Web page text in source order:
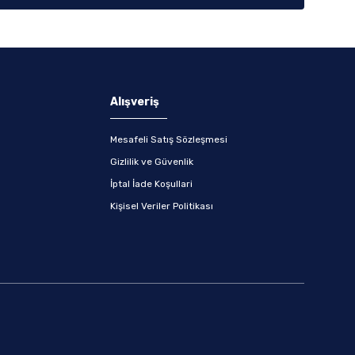
Alışveriş
Mesafeli Satış Sözleşmesi
Gizlilik ve Güvenlik
İptal İade Koşullari
Kişisel Veriler Politikası